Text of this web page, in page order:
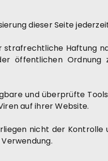
dieser Seite
Haftung
öffentlichen Ordnung
und überprüfte
auf ihrer Website.
nicht der Kontrolle